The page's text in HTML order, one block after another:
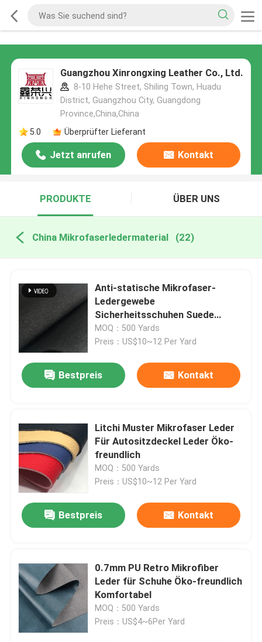
Guangzhou Xinrongxing Leather Co., Ltd.
8-10 Hehe Street, Shiling Town, Huadu
District, Guangzhou City, Guangdong
Province,China,China
5.0
Überprüfter Lieferant
Jetzt anrufen Kontakt
PRODUKTE ÜBER UNS
China Mikrofaserledermaterial (22)
Anti-statische Mikrofaser-
Ledergewebe
Sicherheitsschuhen Suede
Schuhen Leder flexibel
MOQ：500 Yards
Preis：US$10~12 Per Yard
Bestpreis Kontakt
Litchi Muster Mikrofaser Leder
Für Autositzdeckel Leder Öko-
freundlich
MOQ：500 Yards
Preis：US$10~12 Per Yard
Bestpreis Kontakt
0.7mm PU Retro Mikrofiber
Leder für Schuhe Öko-freundlich
Komfortabel
MOQ：500 Yards
Preis：US$4~6Per Yard